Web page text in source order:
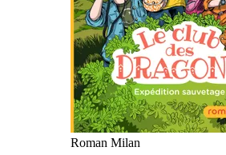
Roman Milan